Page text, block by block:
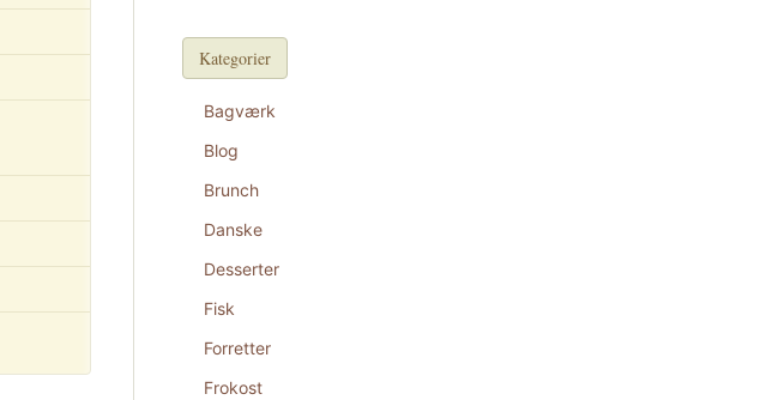
Kategorier
Bagværk
Blog
Brunch
Danske
Desserter
Fisk
Forretter
Frokost